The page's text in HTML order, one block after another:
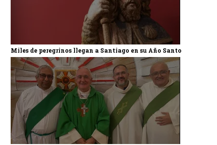
Miles de peregrinos llegan a Santiago en su Año Santo